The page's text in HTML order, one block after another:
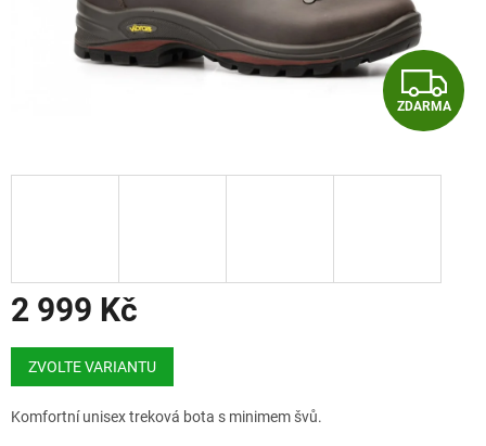
Z
D
ZDARMA
2 999 Kč
Měrná
cena:
ZVOLTE VARIANTU
Komfortní unisex treková bota s minimem švů.